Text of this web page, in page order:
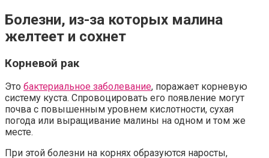
Болезни, из-за которых малина
желтеет и сохнет
Корневой рак
Это бактериальное заболевание, поражает корневую
систему куста. Спровоцировать его появление могут
почва с повышенным уровнем кислотности, сухая
погода или выращивание малины на одном и том же
месте.
При этой болезни на корнях образуются наросты,